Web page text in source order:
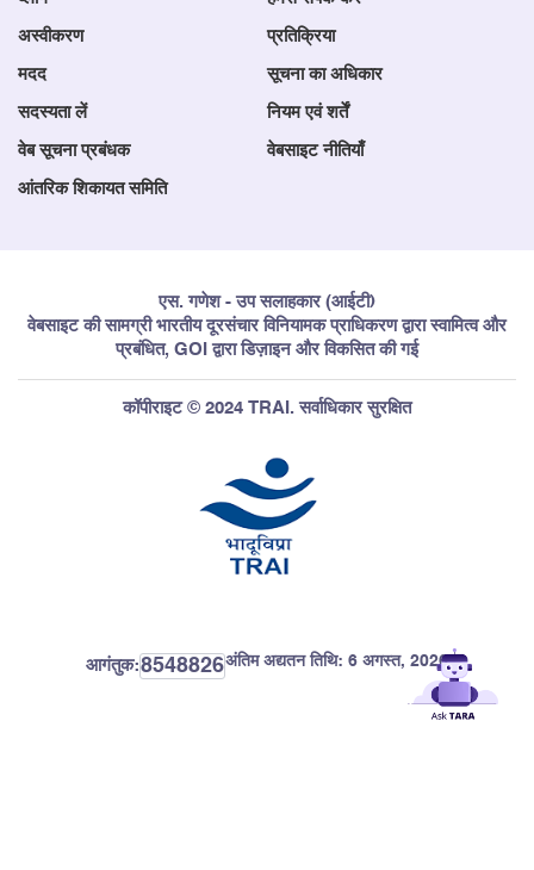
अस्वीकरण प्रतिक्रिया
मदद सूचना का अधिकार
सदस्यता लें नियम एवं शर्तें
वेब सूचना प्रबंधक वेबसाइट नीतियाँ
आंतरिक शिकायत समिति
एस. गणेश - उप सलाहकार (आईटी)
वेबसाइट की सामग्री भारतीय दूरसंचार विनियामक प्राधिकरण द्वारा स्वामित्व और
प्रबंधित, GOI द्वारा डिज़ाइन और विकसित की गई
कॉपीराइट © 2024 TRAI. सर्वाधिकार सुरक्षित
आगंतुक:8548826अंतिम अद्यतन तिथि: 6 अगस्त, 2026